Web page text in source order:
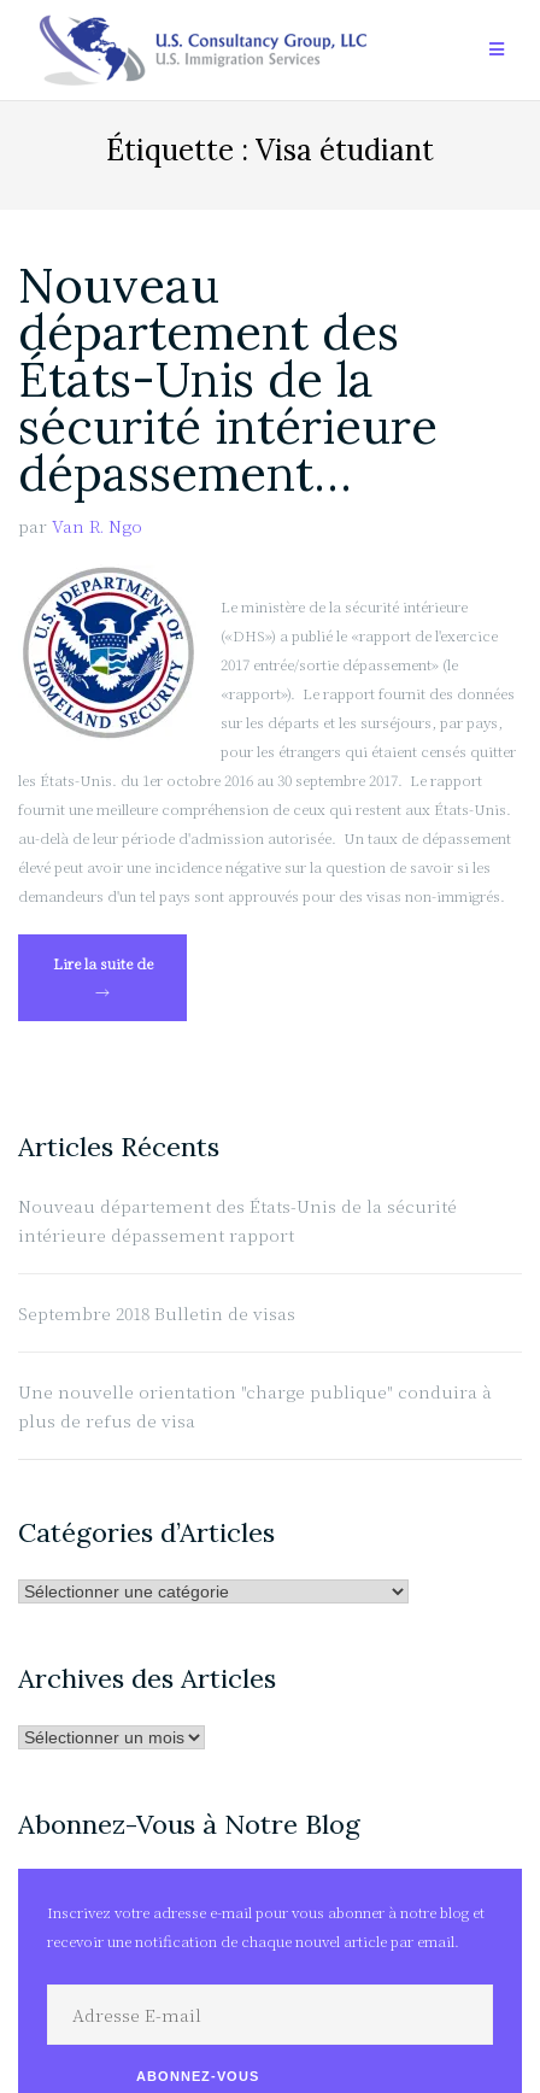
contenu
Étiquette : Visa étudiant
Nouveau
département des
États-Unis de la
sécurité intérieure
dépassement…
par Van R. Ngo
Le ministère de la sécurité intérieure
(«DHS») a publié le «rapport de l'exercice
2017 entrée/sortie dépassement» (le
«rapport»). Le rapport fournit des données
sur les départs et les surséjours, par pays,
pour les étrangers qui étaient censés quitter
les États-Unis. du 1er octobre 2016 au 30 septembre 2017. Le rapport
fournit une meilleure compréhension de ceux qui restent aux États-Unis.
au-delà de leur période d'admission autorisée. Un taux de dépassement
élevé peut avoir une incidence négative sur la question de savoir si les
demandeurs d'un tel pays sont approuvés pour des visas non-immigrés.
Lire la suite de« Nouveau
des
→
Articles Récents
Nouveau département des États-Unis de la sécurité
intérieure dépassement rapport
Septembre 2018 Bulletin de visas
Une nouvelle orientation "charge publique" conduira à
plus de refus de visa
Catégories d’Articles
Catégories
Archives des Articles
Archives
Abonnez-Vous à Notre Blog
Inscrivez votre adresse e-mail pour vous abonner à notre blog et
recevoir une notification de chaque nouvel article par email.
ABONNEZ-VOUS